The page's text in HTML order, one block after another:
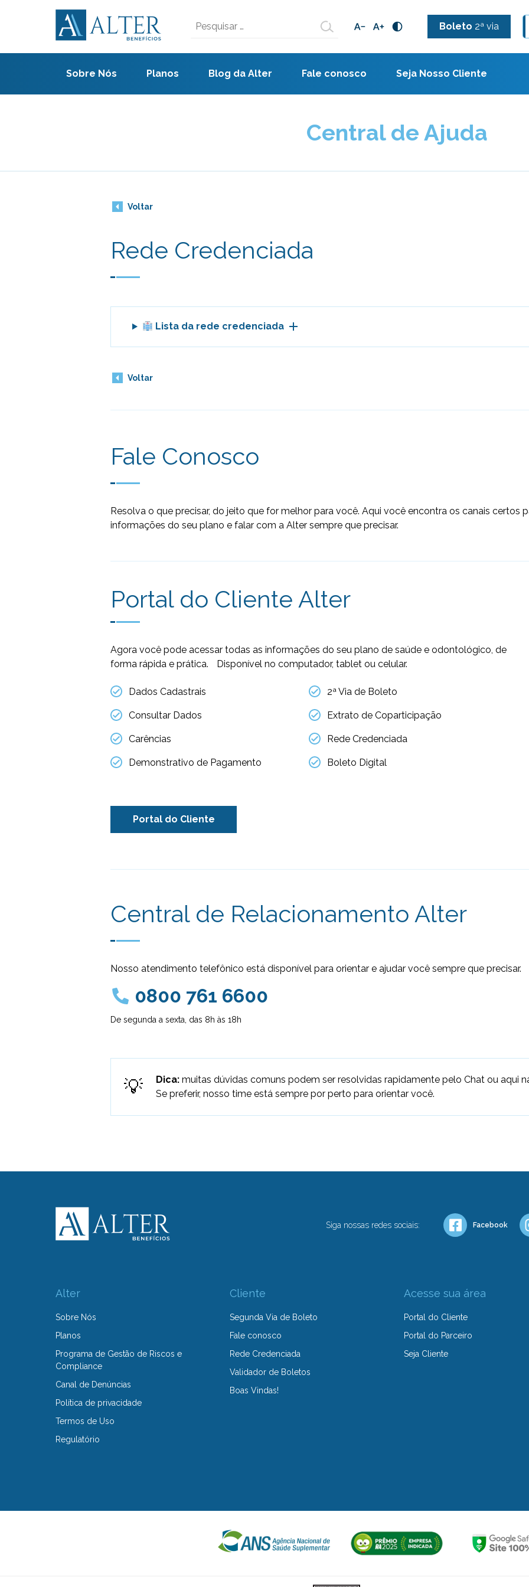
Pesquisar
Boleto 2ª via
Sobre Nós Planos Blog da Alter Fale conosco Seja Nosso Cliente
Central de Ajuda
Voltar
Rede Credenciada
Lista da rede credenciada
Voltar
Fale Conosco
Resolva o que precisar, do jeito que for melhor para você. Aqui você encontra os canais certos
informações do seu plano e falar com a Alter sempre que precisar.
Portal do Cliente Alter
Agora você pode acessar todas as informações do seu plano de saúde e odontológico, de
forma rápida e prática. Disponível no computador, tablet ou celular.
Dados Cadastrais 2ª Via de Boleto
Consultar Dados Extrato de Coparticipação
Carências Rede Credenciada
Demonstrativo de Pagamento Boleto Digital
Portal do Cliente
Central de Relacionamento Alter
Nosso atendimento telefônico está disponível para orientar e ajudar você sempre que precisar.
0800 761 6600
De segunda a sexta, das 8h às 18h
Dica: muitas dúvidas comuns podem ser resolvidas rapidamente pelo Chat ou aqui
Se preferir, nosso time está sempre por perto para orientar você.
Siga nossas redes sociais: Facebook
Alter
Sobre Nós
Planos
Programa de Gestão de Riscos e
Compliance
Canal de Denúncias
Política de privacidade
Termos de Uso
Regulatório
Cliente
Segunda Via de Boleto
Fale conosco
Rede Credenciada
Validador de Boletos
Boas Vindas!
Acesse sua área
Portal do Cliente
Portal do Parceiro
Seja Cliente